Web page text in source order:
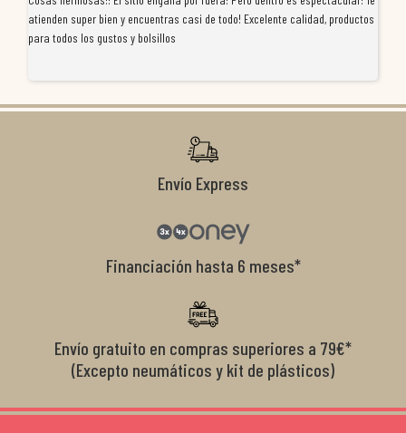
atienden super bien y encuentras casi de todo! Excelente calidad, productos
para todos los gustos y bolsillos
Envío Express
Financiación hasta 6 meses*
Envío gratuito en compras superiores a 79€*
(Excepto neumáticos y kit de plásticos)